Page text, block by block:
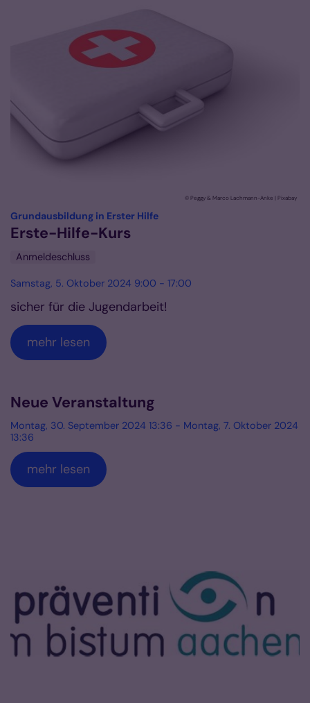
© Peggy & Marco Lachmann-Anke | Pixabay
Grundausbildung in Erster Hilfe:
Erste-Hilfe-Kurs
Anmeldeschluss
Samstag, 5. Oktober 2024 9:00 - 17:00
sicher für die Jugendarbeit!
mehr lesen
Neue Veranstaltung
Montag, 30. September 2024 13:36 - Montag, 7. Oktober 2024
13:36
mehr lesen